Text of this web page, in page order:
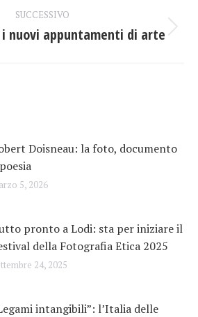
SUCCESSIVO
Prossimo
i nuovi appuntamenti di arte
Doisneau: la foto, documento
5, 2026
pronto a Lodi: sta per iniziare il
della Fotografia Etica 2025
24, 2025
intangibili”: l’Italia delle